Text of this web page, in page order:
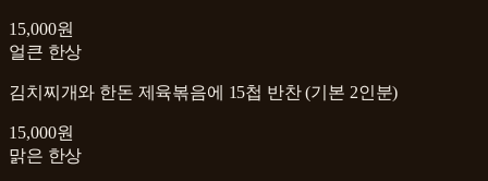
15,000원
얼큰 한상
김치찌개와 한돈 제육볶음에 15첩 반찬 (기본 2인분)
15,000원
맑은 한상